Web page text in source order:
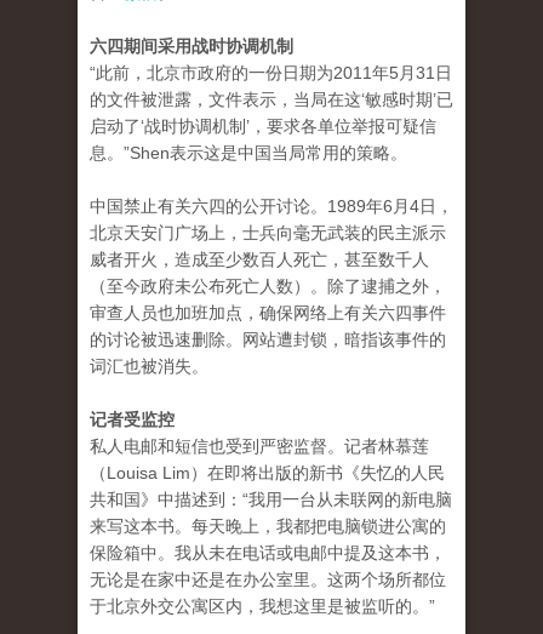
六四期间采用战时协调机制
“此前，北京市政府的一份日期为2011年5月31日
的文件被泄露，文件表示，当局在这‘敏感时期’已
启动了‘战时协调机制’，要求各单位举报可疑信
息。”Shen表示这是中国当局常用的策略。
中国禁止有关六四的公开讨论。1989年6月4日，
北京天安门广场上，士兵向毫无武装的民主派示
威者开火，造成至少数百人死亡，甚至数千人
（至今政府未公布死亡人数）。除了逮捕之外，
审查人员也加班加点，确保网络上有关六四事件
的讨论被迅速删除。网站遭封锁，暗指该事件的
词汇也被消失。
记者受监控
私人电邮和短信也受到严密监督。记者林慕莲
（Louisa Lim）在即将出版的新书《失忆的人民
共和国》中描述到：“我用一台从未联网的新电脑
来写这本书。每天晚上，我都把电脑锁进公寓的
保险箱中。我从未在电话或电邮中提及这本书，
无论是在家中还是在办公室里。这两个场所都位
于北京外交公寓区内，我想这里是被监听的。”